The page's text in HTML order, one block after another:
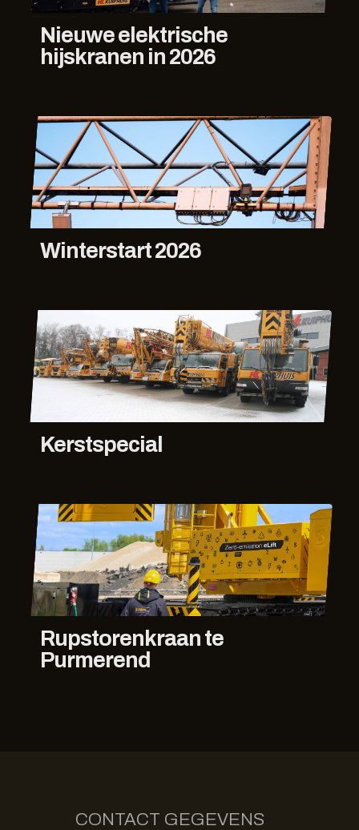
Nieuwe elektrische
hijskranen in 2026
Winterstart 2026
Kerstspecial
Rupstorenkraan te
Purmerend
CONTACT GEGEVENS